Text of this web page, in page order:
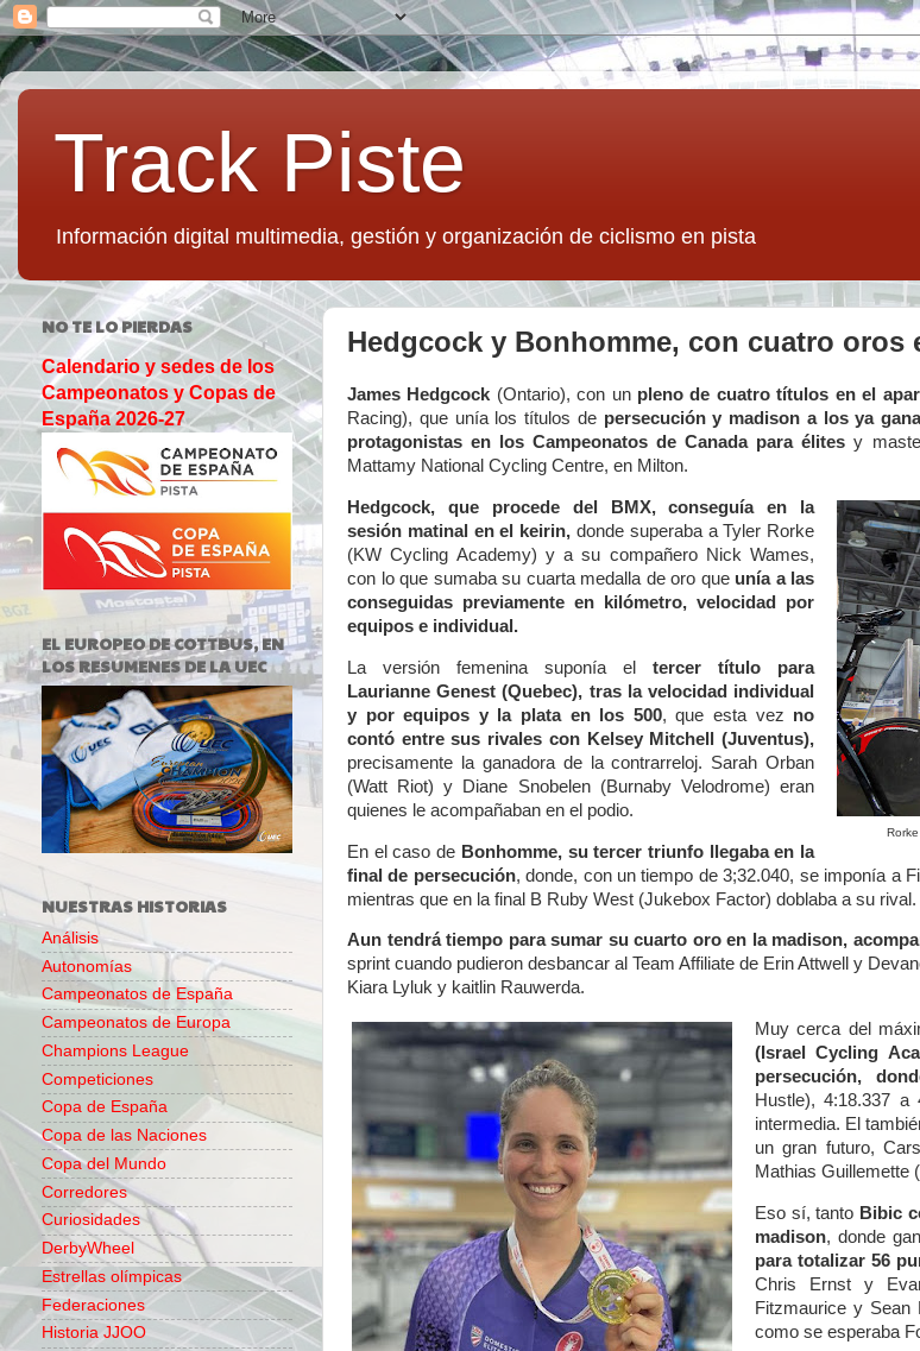
Track Piste
Información digital multimedia, gestión y organización de ciclismo en pista
Hedgcock y Bonhomme, con cuatro oros
James Hedgcock (Ontario), con un pleno de cuatro títulos en el
Racing), que unía los títulos de persecución y madison a los ya
protagonistas en los Campeonatos de Canada para élites y
Mattamy National Cycling Centre, en Milton.
Hedgcock, que procede del BMX, conseguía en la
sesión matinal en el keirin, donde superaba a Tyler Rorke
(KW Cycling Academy) y a su compañero Nick Wames,
con lo que sumaba su cuarta medalla de oro que unía a las
conseguidas previamente en kilómetro, velocidad por
equipos e individual.
La versión femenina suponía eltercer título para
Laurianne Genest (Quebec), tras la velocidad individual
y por equipos y la plata en los 500, que esta vez no
contó entre sus rivales con Kelsey Mitchell (Juventus),
precisamente la ganadora de la contrarreloj. Sarah Orban
(Watt Riot) y Diane Snobelen (Burnaby Velodrome) eran
quienes le acompañaban en el podio.
En el caso de Bonhomme, su tercer triunfo llegaba en la
final de persecución, donde, con un tiempo de 3;32.040, se imponía a
mientras que en la final B Ruby West (Jukebox Factor) doblaba a su rival.
Aun tendrá tiempo para sumar su cuarto oro en la madison,
sprint cuando pudieron desbancar al Team Affiliate de Erin Attwell y
Kiara Lyluk y kaitlin Rauwerda.
Muy cerca del
(Israel Cycling
persecución,
Hustle), 4:18.337
intermedia. El
un gran futuro,
Mathias Guillemette
Eso sí, tanto Bibic
madison, donde
para totalizar 56
Chris Ernst y
Fitzmaurice y Sean
como se esperaba
NO TE LO PIERDAS
Calendario y sedes de los
Campeonatos y Copas de
España 2026-27
EL EUROPEO DE COTTBUS, EN
LOS RESUMENES DE LA UEC
NUESTRAS HISTORIAS
Análisis
Autonomías
Campeonatos de España
Campeonatos de Europa
Champions League
Competiciones
Copa de España
Copa de las Naciones
Copa del Mundo
Corredores
Curiosidades
DerbyWheel
Estrellas olímpicas
Federaciones
Historia JJOO